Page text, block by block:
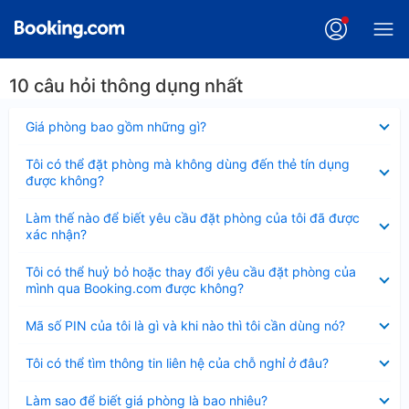
10 câu hỏi thông dụng nhất
Giá phòng bao gồm những gì?
thu
Tôi có thể đặt phòng mà không dùng đến thẻ tín dụng
được không?
thu
gọn
Làm thế nào để biết yêu cầu đặt phòng của tôi đã được
xác nhận?
thu
gọn
Tôi có thể huỷ bỏ hoặc thay đổi yêu cầu đặt phòng của
mình qua Booking.com được không?
thu
gọn
Mã số PIN của tôi là gì và khi nào thì tôi cần dùng nó?
thu
Tôi có thể tìm thông tin liên hệ của chỗ nghỉ ở đâu?
thu
Làm sao để biết giá phòng là bao nhiêu?
thu